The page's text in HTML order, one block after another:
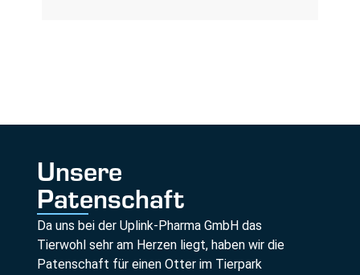
Unsere
Patenschaft
Da uns bei der Uplink-Pharma GmbH das
Tierwohl sehr am Herzen liegt, haben wir die
Patenschaft für einen Otter im Tierpark